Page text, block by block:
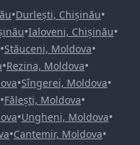
•Durlești, Chișinău•
•Ialoveni, Chișinău•
•Stăuceni, Moldova•
•Rezina, Moldova•
•Sîngerei, Moldova•
•Fălești, Moldova•
•Ungheni, Moldova•
•Cantemir, Moldova•